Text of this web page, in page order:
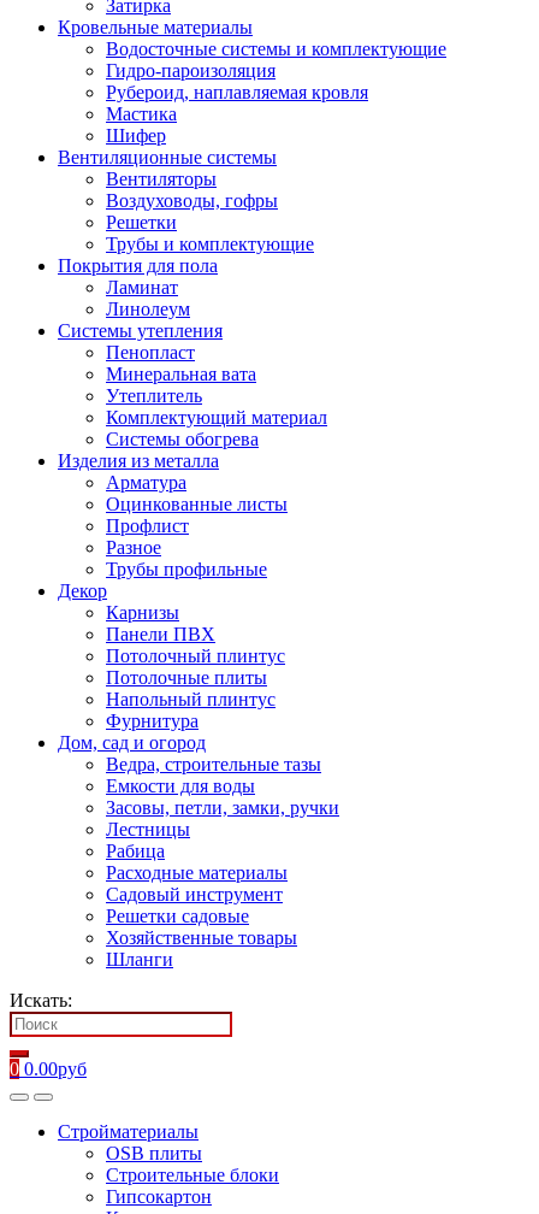
Затирка
Кровельные материалы
Водосточные системы и комплектующие
Гидро-пароизоляция
Рубероид, наплавляемая кровля
Мастика
Шифер
Вентиляционные системы
Вентиляторы
Воздуховоды, гофры
Решетки
Трубы и комплектующие
Покрытия для пола
Ламинат
Линолеум
Системы утепления
Пенопласт
Минеральная вата
Утеплитель
Комплектующий материал
Системы обогрева
Изделия из металла
Арматура
Оцинкованные листы
Профлист
Разное
Трубы профильные
Декор
Карнизы
Панели ПВХ
Потолочный плинтус
Потолочные плиты
Напольный плинтус
Фурнитура
Дом, сад и огород
Ведра, строительные тазы
Емкости для воды
Засовы, петли, замки, ручки
Лестницы
Рабица
Расходные материалы
Садовый инструмент
Решетки садовые
Хозяйственные товары
Шланги
Искать:
0 0.00руб
Стройматериалы
OSB плиты
Строительные блоки
Гипсокартон